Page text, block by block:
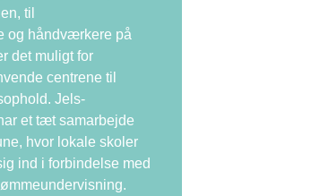
til
og håndværkere på
det muligt for
centrene til
Jels-
et tæt samarbejde
hvor lokale skoler
ind i forbindelse med